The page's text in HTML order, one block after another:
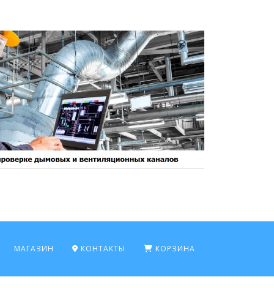
МАГАЗИН КОНТАКТЫ КОРЗИНА